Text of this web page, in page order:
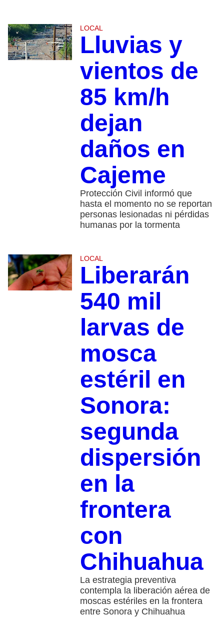
LOCAL
Lluvias y
vientos de
85 km/h
dejan
daños en
Cajeme
Protección Civil informó que
hasta el momento no se reportan
personas lesionadas ni pérdidas
humanas por la tormenta
LOCAL
Liberarán
540 mil
larvas de
mosca
estéril en
Sonora:
segunda
dispersión
en la
frontera
con
Chihuahua
La estrategia preventiva
contempla la liberación aérea de
moscas estériles en la frontera
entre Sonora y Chihuahua